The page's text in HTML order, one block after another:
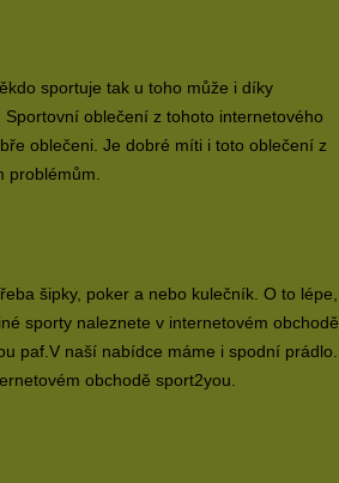
sportuje tak u toho může i díky
Sportovní oblečení z tohoto internetového
oblečeni. Je dobré míti i toto oblečení z
šipky, poker a nebo kulečník. O to lépe,
sporty naleznete v internetovém obchodě
paf.V naší nabídce máme i spodní prádlo.
obchodě sport2you.